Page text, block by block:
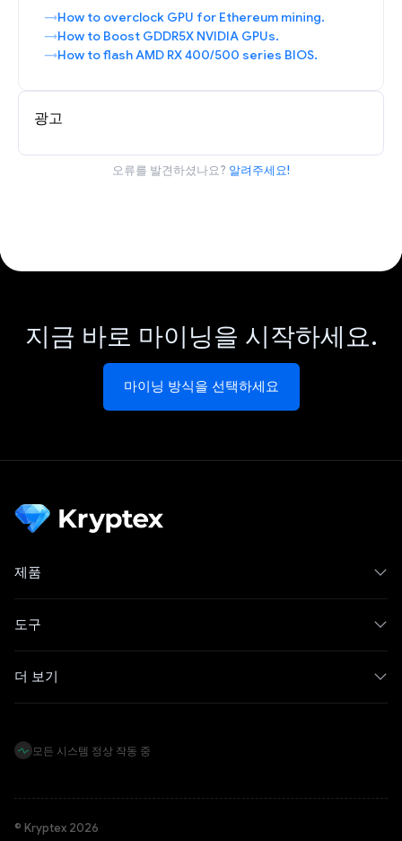
How to overclock GPU for Ethereum mining.
How to Boost GDDR5X NVIDIA GPUs.
How to flash AMD RX 400/500 series BIOS.
광고
오류를 발견하셨나요? 알려주세요!
지금 바로 마이닝을 시작하세요.
마이닝 방식을 선택하세요
제품
도구
더 보기
모든 시스템 정상 작동 중
© Kryptex 2026